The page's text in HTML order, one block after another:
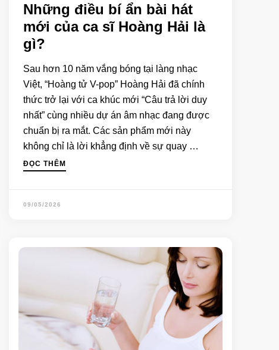
Những điều bí ẩn bài hát
mới của ca sĩ Hoàng Hải là
gì?
Sau hơn 10 năm vắng bóng tại làng nhạc
Việt, “Hoàng tử V-pop” Hoàng Hải đã chính
thức trở lại với ca khúc mới “Câu trả lời duy
nhất” cùng nhiều dự án âm nhạc đang được
chuẩn bị ra mắt. Các sản phẩm mới này
không chỉ là lời khẳng định về sự quay …
ĐỌC THÊM
09/05/2026